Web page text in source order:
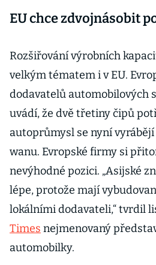
EU chce zdvojnásobit
Rozšiřování výrobních
velkým tématem i v EU.
dodavatelů automobilových
uvádí, že dvě třetiny čipů
autoprůmysl se nyní vyrábějí
wanu. Evropské firmy si
nevýhodné pozici. „Asijské
lépe, protože mají
lokálními dodavateli,“ tvrdil
Times nejmenovaný
automobilky.